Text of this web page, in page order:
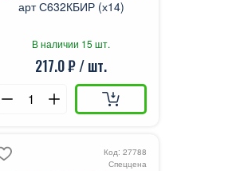
арт С632КБИР (х14)
В наличии 15 шт.
217.0 ₽ / шт.
Код: 27788
Спеццена